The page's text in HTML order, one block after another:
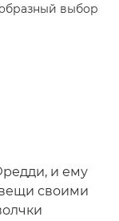
выбор
и ему
вещи своими